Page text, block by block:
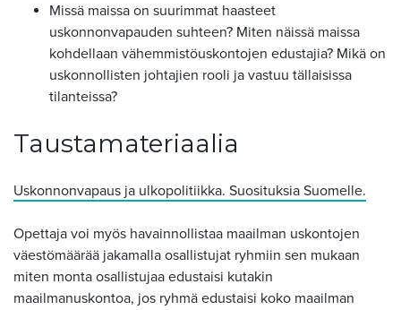
Missä maissa on suurimmat haasteet
uskonnonvapauden suhteen? Miten näissä maissa
kohdellaan vähemmistöuskontojen edustajia? Mikä on
uskonnollisten johtajien rooli ja vastuu tällaisissa
tilanteissa?
Taustamateriaalia
Uskonnonvapaus ja ulkopolitiikka. Suosituksia Suomelle.
Opettaja voi myös havainnollistaa maailman uskontojen
väestömäärää jakamalla osallistujat ryhmiin sen mukaan
miten monta osallistujaa edustaisi kutakin
maailmanuskontoa, jos ryhmä edustaisi koko maailman